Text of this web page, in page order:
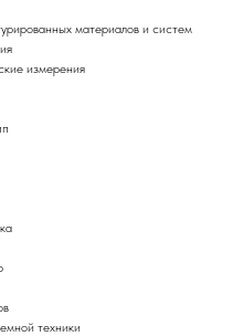
материалов и систем
измерения
техники